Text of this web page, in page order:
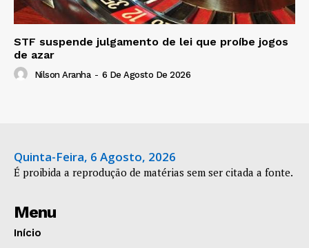
STF suspende julgamento de lei que proíbe jogos
de azar
Nilson Aranha - 6 De Agosto De 2026
Quinta-Feira, 6 Agosto, 2026
É proibida a reprodução de matérias sem ser citada a fonte.
Menu
Início